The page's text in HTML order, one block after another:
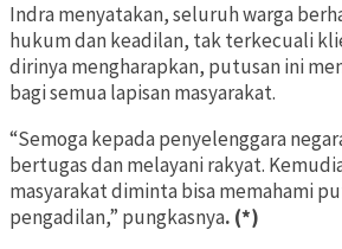
Indra menyatakan, seluruh warga
hukum dan keadilan, tak terkecuali
dirinya mengharapkan, putusan ini
bagi semua lapisan masyarakat.
“Semoga kepada penyelenggara
bertugas dan melayani rakyat.
masyarakat diminta bisa memahami
pengadilan,” pungkasnya. (*)